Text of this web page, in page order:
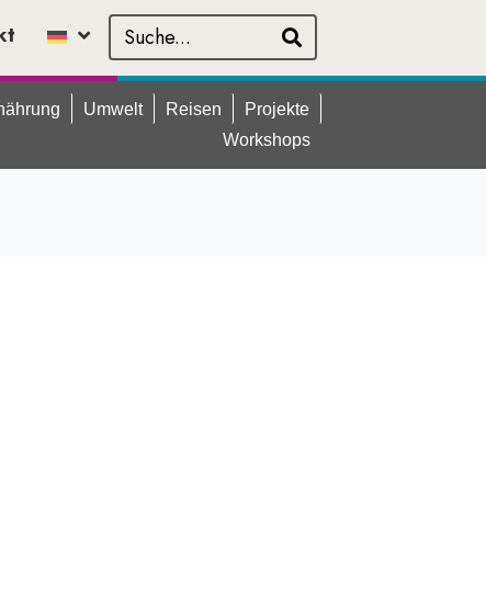
Umwelt Reisen
Projekte
Workshops